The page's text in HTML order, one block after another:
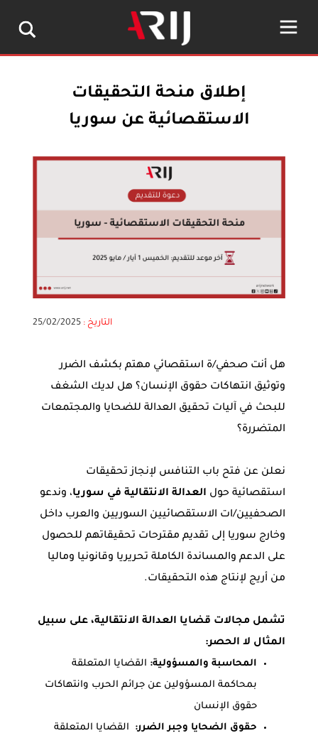
إطلاق منحة التحقيقات
الاستقصائية عن سوريا
التاريخ :25/02/2025
هل أنت صحفي/ة استقصائي مهتم بكشف الضرر
وتوثيق انتهاكات حقوق الإنسان؟ هل لديك الشغف
للبحث في آليات تحقيق العدالة للضحايا والمجتمعات
المتضررة؟
نعلن عن فتح باب التنافس لإنجاز تحقيقات
استقصائية حول العدالة الانتقالية في سوريا، وندعو
الصحفيين/ات الاستقصائيين السوريين والعرب داخل
وخارج سوريا إلى تقديم مقترحات تحقيقاتهم للحصول
على الدعم والمساندة الكاملة تحريريا وقانونيا وماليا
من أريج لإنتاج هذه التحقيقات.
تشمل مجالات قضايا العدالة الانتقالية، على سبيل
المثال لا الحصر:
المحاسبة والمسؤولية: القضايا المتعلقة
بمحاكمة المسؤولين عن جرائم الحرب وانتهاكات
حقوق الإنسان
حقوق الضحايا وجبر الضرر:
القضايا المتعلقة